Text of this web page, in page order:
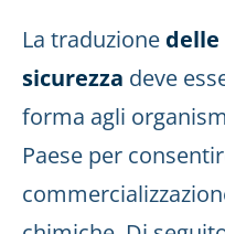
La traduzione delle
sicurezza deve
forma agli
Paese per